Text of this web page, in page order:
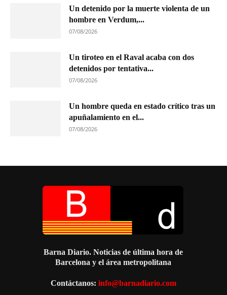
Un detenido por la muerte violenta de un
hombre en Verdum,...
07/08/2026
Un tiroteo en el Raval acaba con dos
detenidos por tentativa...
07/08/2026
Un hombre queda en estado crítico tras un
apuñalamiento en el...
07/08/2026
Barna Diario. Noticias de última hora de
Barcelona y el área metropolitana
Contáctanos: info@barnadiario.com